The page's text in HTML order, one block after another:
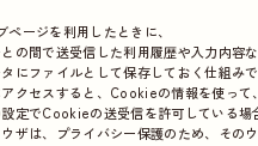
ージを利用したときに、
の間で送受信した利用履歴や入力内容な
にファイルとして保存しておく仕組みで
クセスすると、Cookieの情報を使って
定でCookieの送受信を許可している
ザは、プライバシー保護のため、その